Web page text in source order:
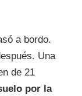
a bordo.
Una
de 21
por la